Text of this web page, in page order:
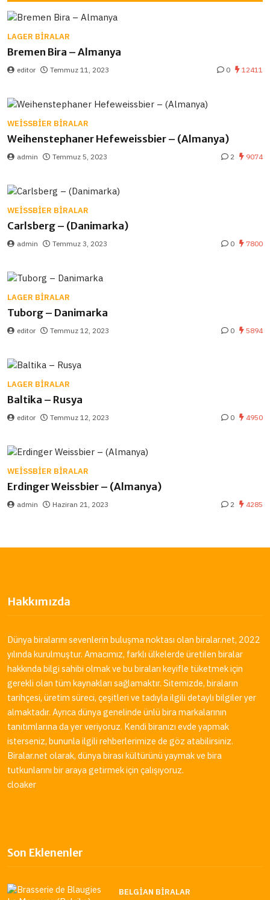
LAGER BIRALAR
Bremen Bira – Almanya
editor Temmuz 11, 2023 0 12411
WEISSBIER BIRALAR
Weihenstephaner Hefeweissbier – (Almanya)
admin Temmuz 5, 2023 2 9074
WEISSBIER BIRALAR
Carlsberg – (Danimarka)
admin Temmuz 3, 2023 0 7800
LAGER BIRALAR
Tuborg – Danimarka
editor Temmuz 12, 2023 0 5894
LAGER BIRALAR
Baltika – Rusya
editor Temmuz 12, 2023 0 4950
WEISSBIER BIRALAR
Erdinger Weissbier – (Almanya)
admin Haziran 21, 2023 2 4285
Hakkımızda
Dünya biralarını sevenlerin buluşma noktası olan biralar.net, 2022
yılında kurulmuştur. Amacımız, farklı ülkelerde üretilen biralar
hakkında bilgi sahibi olmak ve bu biraları keyifle tüketmek için
gerekli olan tüm kaynakları sağlamaktır. Sitemizde, biraların
tarihçesi, üretim süreci, çeşitleri ve tadıyla ilgili detaylı bilgiler yer
almaktadır. Ayrıca dünya genelinde ünlü bira markalarının
tanıtımlarına da yer veriyoruz. Kendi biranızı evde yapmak
isterseniz, bununla ilgili rehberlerimize de göz atabilirsiniz.
Biralar.net olarak, dünya birası kültürünü yaymak ve bira
tutkunlarını bir araya getirmek için çalışıyoruz.
cloaker
Son Eklenenler
BELGIAN BIRALAR